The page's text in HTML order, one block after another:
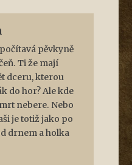
pěvkyně
Ti že mají
dceru, kterou
do hor? Ale kde
nebere. Nebo
je totiž jako po
drnem a holka